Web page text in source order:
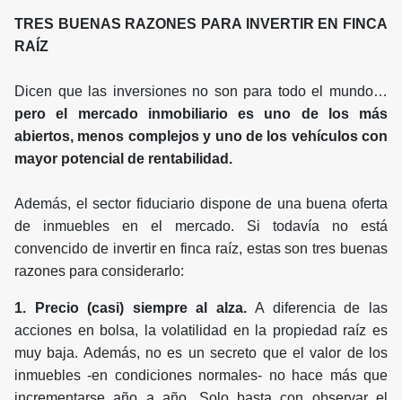
TRES BUENAS RAZONES PARA INVERTIR EN FINCA
RAÍZ
Dicen que las inversiones no son para todo el mundo…
pero el mercado inmobiliario es uno de los más
abiertos, menos complejos y uno de los vehículos con
mayor potencial de rentabilidad.
Además, el sector fiduciario dispone de una buena oferta
de inmuebles en el mercado. Si todavía no está
convencido de invertir en finca raíz, estas son tres buenas
razones para considerarlo:
1. Precio (casi) siempre al alza.A diferencia de las
acciones en bolsa, la volatilidad en la propiedad raíz es
muy baja. Además, no es un secreto que el valor de los
inmuebles -en condiciones normales- no hace más que